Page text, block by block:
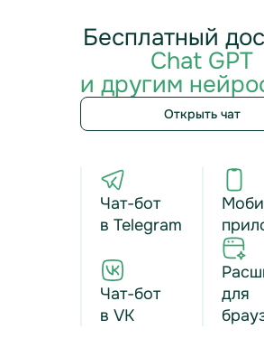
Бесплатный
Chat GPT
и другим
Открыть чат
Чат-бот
в Telegram
Чат-бот
в VK
для